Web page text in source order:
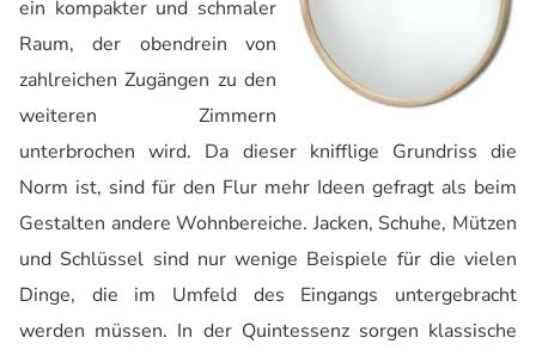
ein kompakter und schmaler
Raum, der obendrein von
zahlreichen Zugängen zu den
weiteren Zimmern
unterbrochen wird. Da dieser knifflige Grundriss die
Norm ist, sind für den Flur mehr Ideen gefragt als beim
Gestalten andere Wohnbereiche. Jacken, Schuhe, Mützen
und Schlüssel sind nur wenige Beispiele für die vielen
Dinge, die im Umfeld des Eingangs untergebracht
werden müssen. In der Quintessenz sorgen klassische